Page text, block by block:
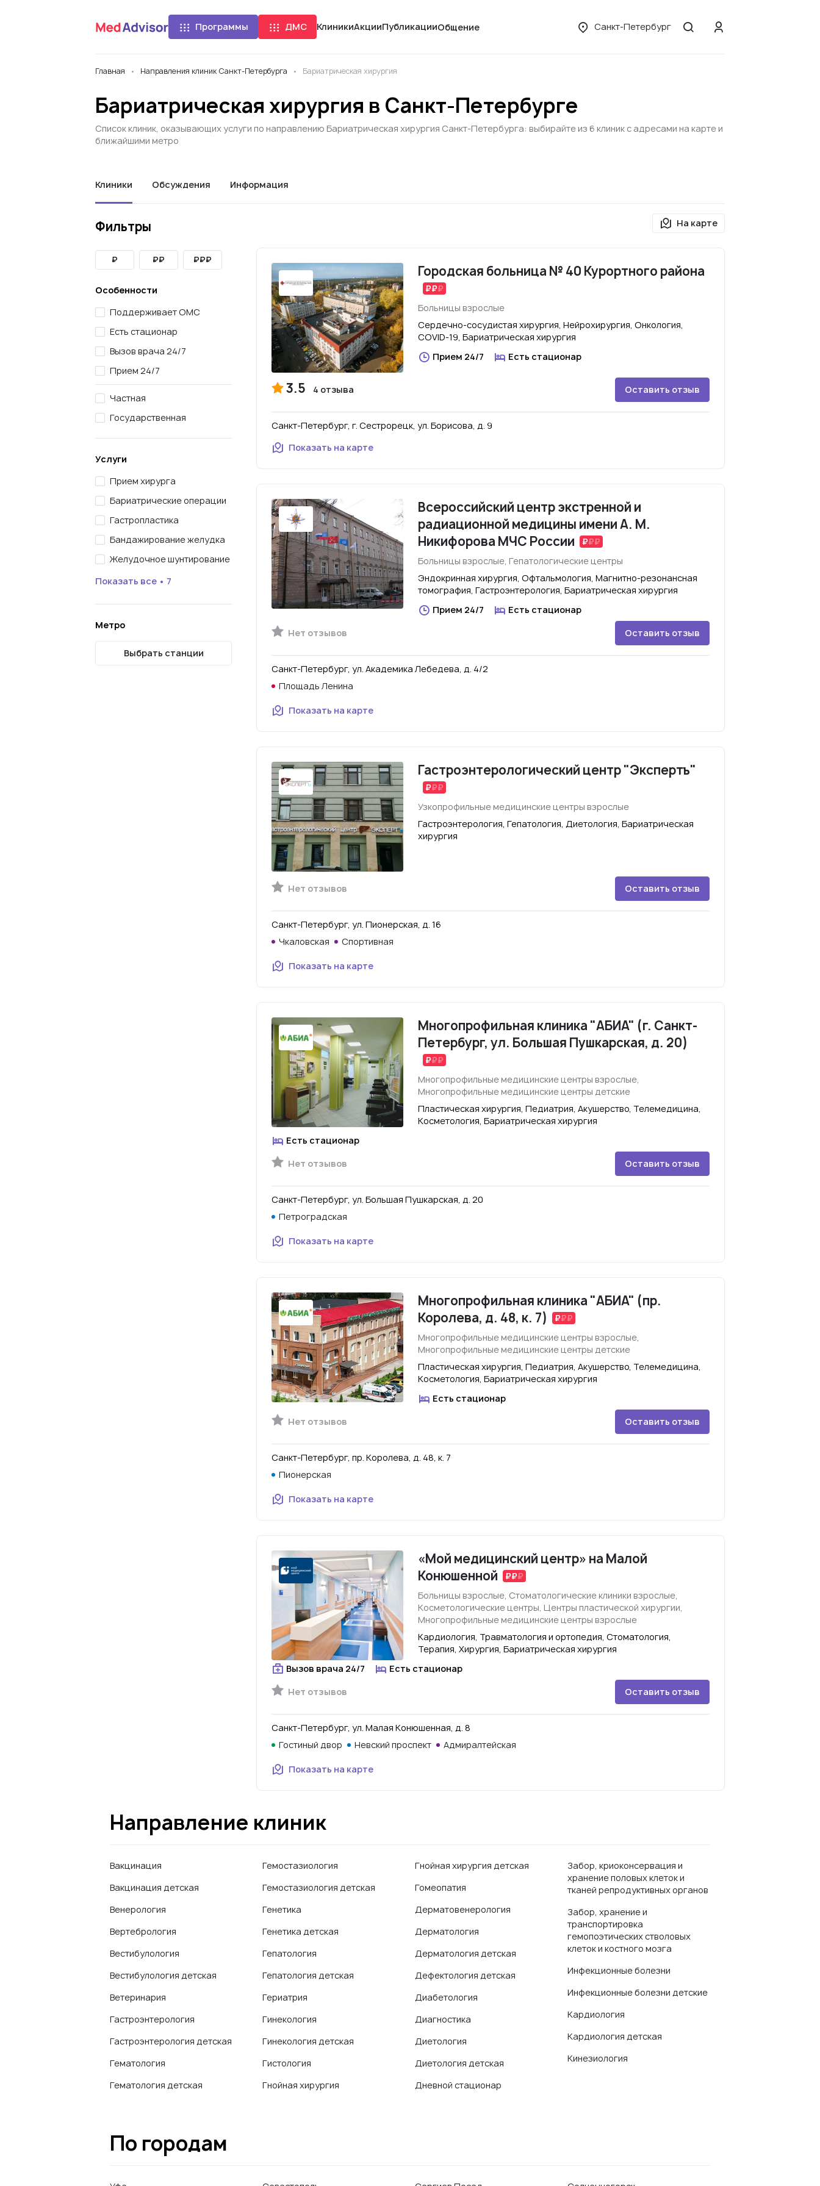
Программы ДМС КлиникиАкцииПубликацииОбщение Санкт-Петербург
Главная Направления клиник Санкт-Петербурга Бариатрическая хирургия
Бариатрическая хирургия в Санкт-Петербурге
Список клиник, оказывающих услуги по направлению Бариатрическая хирургия Санкт-Петербурга: выбирайте из 6 клиник с адресами на карте и
ближайшими метро
Клиники Обсуждения Информация
Фильтры
₽ ₽₽ ₽₽₽
Особенности
Поддерживает ОМС
Есть стационар
Вызов врача 24/7
Прием 24/7
Частная
Государственная
Услуги
Прием хирурга
Бариатрические операции
Гастропластика
Бандажирование желудка
Желудочное шунтирование
Показать все • 7
Метро
Выбрать станции
На карте
Городская больница № 40 Курортного района
Больницы взрослые
Сердечно-сосудистая хирургия, Нейрохирургия, Онкология,
COVID-19, Бариатрическая хирургия
Прием 24/7
Есть стационар
3.5 4 отзыва Оставить отзыв
Санкт-Петербург, г. Сестрорецк, ул. Борисова, д. 9
Показать на карте
Всероссийский центр экстренной и
радиационной медицины имени А. М.
Никифорова МЧС России
Больницы взрослые, Гепатологические центры
Эндокринная хирургия, Офтальмология, Магнитно-резонансная
томография, Гастроэнтерология, Бариатрическая хирургия
Прием 24/7
Есть стационар
Нет отзывов
Оставить отзыв
Санкт-Петербург, ул. Академика Лебедева, д. 4/2
Площадь Ленина
Показать на карте
Гастроэнтерологический центр "Экспертъ"
Узкопрофильные медицинские центры взрослые
Гастроэнтерология, Гепатология, Диетология, Бариатрическая
хирургия
Нет отзывов Оставить отзыв
Санкт-Петербург, ул. Пионерская, д. 16
Чкаловская
Спортивная
Показать на карте
Многопрофильная клиника "АБИА" (г. Санкт-
Петербург, ул. Большая Пушкарская, д. 20)
Многопрофильные медицинские центры взрослые,
Многопрофильные медицинские центры детские
Пластическая хирургия, Педиатрия, Акушерство, Телемедицина,
Косметология, Бариатрическая хирургия
Есть стационар
Нет отзывов
Оставить отзыв
Санкт-Петербург, ул. Большая Пушкарская, д. 20
Петроградская
Показать на карте
Многопрофильная клиника "АБИА" (пр.
Королева, д. 48, к. 7)
Многопрофильные медицинские центры взрослые,
Многопрофильные медицинские центры детские
Пластическая хирургия, Педиатрия, Акушерство, Телемедицина,
Косметология, Бариатрическая хирургия
Есть стационар
Нет отзывов
Оставить отзыв
Санкт-Петербург, пр. Королева, д. 48, к. 7
Пионерская
Показать на карте
«Мой медицинский центр» на Малой
Конюшенной
Больницы взрослые, Стоматологические клиники взрослые,
Косметологические центры, Центры пластической хирургии,
Многопрофильные медицинские центры взрослые
Кардиология, Травматология и ортопедия, Стоматология,
Терапия, Хирургия, Бариатрическая хирургия
Вызов врача 24/7
Есть стационар
Нет отзывов
Оставить отзыв
Санкт-Петербург, ул. Малая Конюшенная, д. 8
Гостиный двор
Невский проспект Адмиралтейская
Показать на карте
Направление клиник
Вакцинация
Вакцинация детская
Венерология
Вертебрология
Вестибулология
Вестибулология детская
Ветеринария
Гастроэнтерология
Гастроэнтерология детская
Гематология
Гематология детская
Гемостазиология
Гемостазиология детская
Генетика
Генетика детская
Гепатология
Гепатология детская
Гериатрия
Гинекология
Гинекология детская
Гистология
Гнойная хирургия
Гнойная хирургия детская
Гомеопатия
Дерматовенерология
Дерматология
Дерматология детская
Дефектология детская
Диабетология
Диагностика
Диетология
Диетология детская
Дневной стационар
Забор, криоконсервация и
хранение половых клеток и
тканей репродуктивных органов
Забор, хранение и
транспортировка
гемопоэтических стволовых
клеток и костного мозга
Инфекционные болезни
Инфекционные болезни детские
Кардиология
Кардиология детская
Кинезиология
По городам